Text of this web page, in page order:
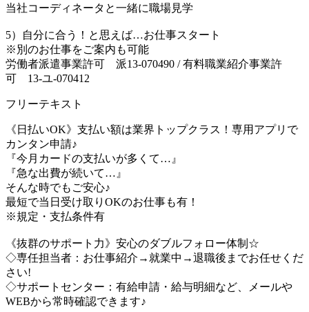
当社コーディネータと一緒に職場見学
5）自分に合う！と思えば…お仕事スタート
※別のお仕事をご案内も可能
労働者派遣事業許可 派13-070490 / 有料職業紹介事業許
可 13-ユ-070412
フリーテキスト
《日払いOK》支払い額は業界トップクラス！専用アプリで
カンタン申請♪
『今月カードの支払いが多くて…』
『急な出費が続いて…』
そんな時でもご安心♪
最短で当日受け取りOKのお仕事も有！
※規定・支払条件有
《抜群のサポート力》安心のダブルフォロー体制☆
◇専任担当者：お仕事紹介→就業中→退職後までお任せくだ
さい!
◇サポートセンター：有給申請・給与明細など、メールや
WEBから常時確認できます♪